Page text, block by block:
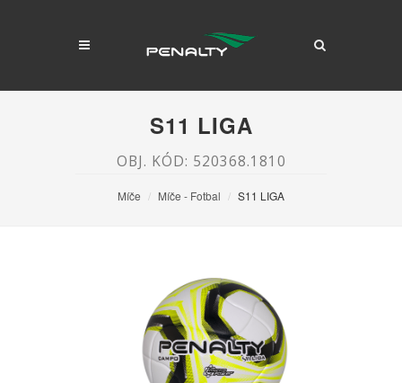
S11 LIGA
OBJ. KÓD: 520368.1810
Míče Míče - Fotbal S11 LIGA